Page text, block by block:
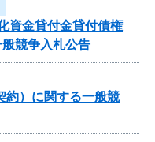
資金貸付金貸付債権
競争入札公告
約）に関する一般競